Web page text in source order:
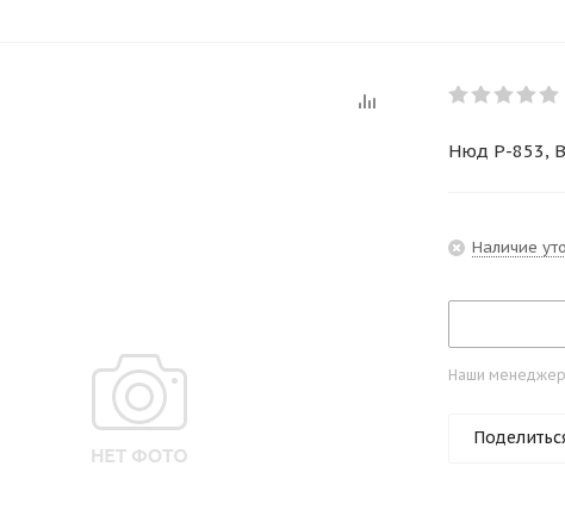
Нюд Р-853,
Наличие
Наши